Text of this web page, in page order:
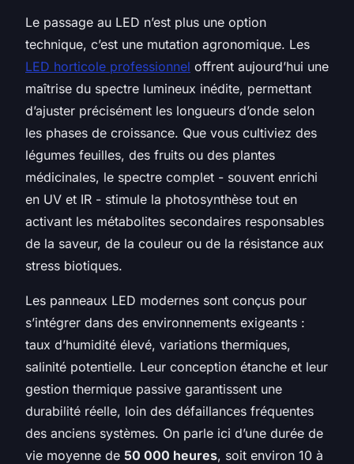
Le passage au LED n’est plus une option
technique, c’est une mutation agronomique. Les
LED horticole professionnel offrent aujourd’hui une
maîtrise du spectre lumineux inédite, permettant
d’ajuster précisément les longueurs d’onde selon
les phases de croissance. Que vous cultiviez des
légumes feuilles, des fruits ou des plantes
médicinales, le spectre complet - souvent enrichi
en UV et IR - stimule la photosynthèse tout en
activant les métabolites secondaires responsables
de la saveur, de la couleur ou de la résistance aux
stress biotiques.
Les panneaux LED modernes sont conçus pour
s’intégrer dans des environnements exigeants :
taux d’humidité élevé, variations thermiques,
salinité potentielle. Leur conception étanche et leur
gestion thermique passive garantissent une
durabilité réelle, loin des défaillances fréquentes
des anciens systèmes. On parle ici d’une durée de
vie moyenne de 50 000 heures, soit environ 10 à